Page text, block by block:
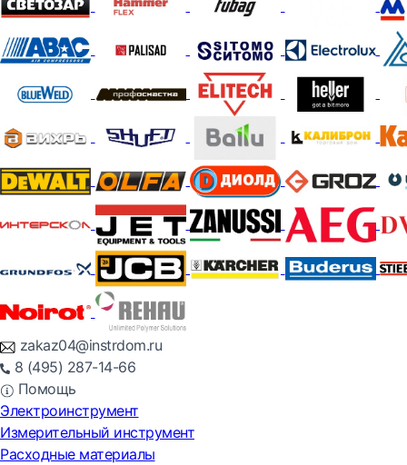
zakaz04@instrdom.ru
8 (495) 287-14-66
Помощь
Электроинструмент
Измерительный инструмент
Расходные материалы